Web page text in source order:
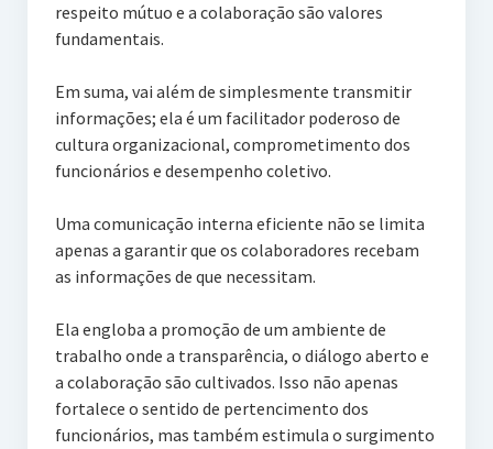
respeito mútuo e a colaboração são valores
fundamentais.
Em suma, vai além de simplesmente transmitir
informações; ela é um facilitador poderoso de
cultura organizacional, comprometimento dos
funcionários e desempenho coletivo.
Uma comunicação interna eficiente não se limita
apenas a garantir que os colaboradores recebam
as informações de que necessitam.
Ela engloba a promoção de um ambiente de
trabalho onde a transparência, o diálogo aberto e
a colaboração são cultivados. Isso não apenas
fortalece o sentido de pertencimento dos
funcionários, mas também estimula o surgimento